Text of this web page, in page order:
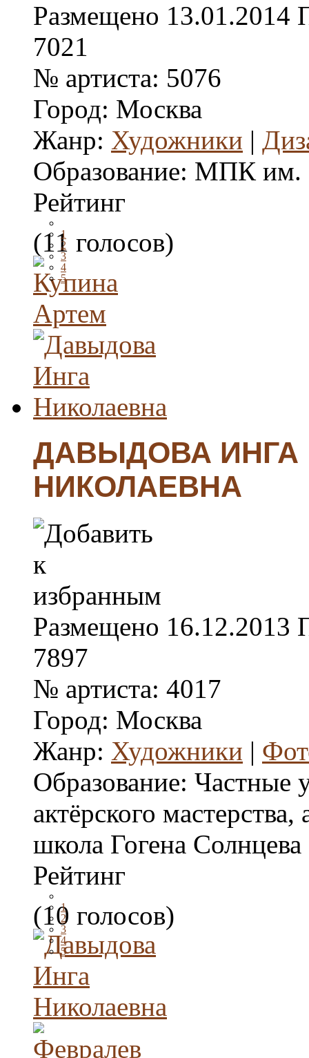
Размещено 13.01.2014
7021
№ артиста: 5076
Город: Москва
Жанр: Художники |
Образование: МПК им.
Рейтинг
1
2
3
4
5
(11 голосов)
ДАВЫДОВА ИНГА
НИКОЛАЕВНА
Размещено 16.12.2013
7897
№ артиста: 4017
Город: Москва
Жанр: Художники |
Образование: Частные
актёрского мастерства,
школа Гогена Солнцева
Рейтинг
1
2
3
4
5
(10 голосов)